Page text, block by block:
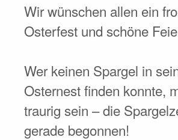
Wir wünschen allen ein
Osterfest und schöne
Wer keinen Spargel in
Osternest finden konnte,
traurig sein – die
gerade begonnen!